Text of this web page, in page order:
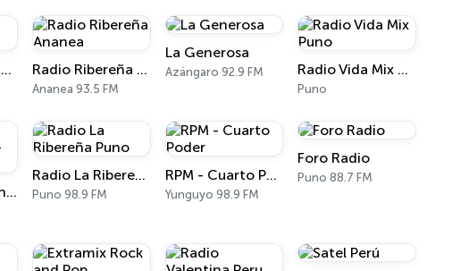
Radio La Estación.fm Radio Ribereña Ananea
Ananea 93.5 FM
La Generosa
Azángaro 92.9 FM Radio Vida Mix Puno
Puno
Radio TV Simón Bolívar - Lampa
Radio La Ribereña Puno
Puno 98.9 FM
RPM - Cuarto Poder
Yunguyo 98.9 FM
Foro Radio
Puno 88.7 FM